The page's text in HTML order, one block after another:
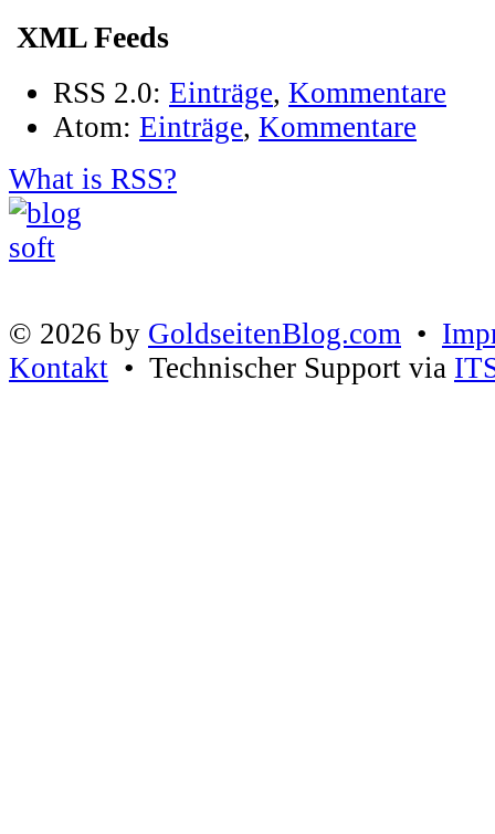
XML Feeds
RSS 2.0: Einträge, Kommentare
Atom: Einträge, Kommentare
What is RSS?
© 2026 by GoldseitenBlog.com •
Kontakt • Technischer Support via